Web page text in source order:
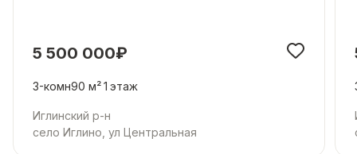
5 500 000₽
3-комн90 м²1 этаж
Иглинский р-н
село Иглино, ул Центральная